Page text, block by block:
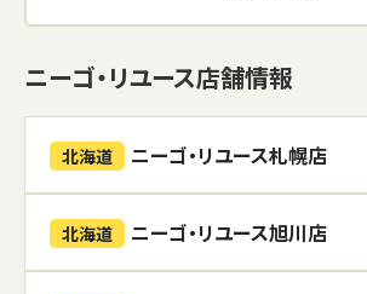
ニーゴ・リユース店舗情報
北海道 ニーゴ・リユース札幌店
北海道 ニーゴ・リユース旭川店